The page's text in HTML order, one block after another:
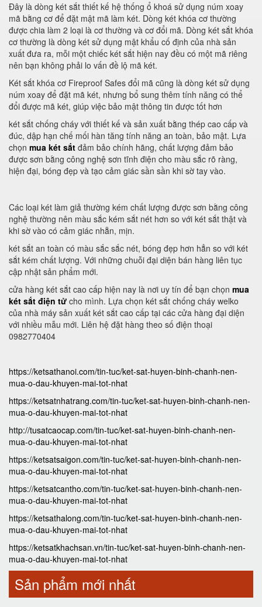
Đây là dòng két sắt thiết kế hệ thống ổ khoá sử dụng núm xoay
mã bằng cơ để đặt mật mã làm két. Dòng két khóa cơ thường
được chia làm 2 loại là cơ thường và cơ đổi mã. Dòng két sắt khóa
cơ thường là dòng két sử dụng mật khẩu cố định của nhà sản
xuất đưa ra, mỗi một chiếc két sắt hiện nay đều có một mã riêng
nên bạn không phải lo vấn đề lộ mã két.
Két sắt khóa cơ Fireproof Safes đổi mã cũng là dòng két sử dụng
núm xoay để đặt mã két, nhưng bổ sung thêm tính năng có thể
đổi được mã két, giúp việc bảo mật thông tin được tốt hơn
két sắt chống cháy với thiết kế và sản xuất bằng thép cao cấp và
đúc, dập hạn chế mối hàn tăng tính năng an toàn, bảo mật. Lựa
chọn mua két sắt đảm bảo chính hãng, chất lượng đảm bảo
được sơn bằng công nghệ sơn tĩnh điện cho màu sắc rõ ràng,
hiện đại, bóng đẹp và tạo cảm giác sần sần khi sờ tay vào.
Các loại két làm giả thường kém chất lượng được sơn bằng công
nghệ thường nên màu sắc kém sắt nét hơn so với két sắt thật và
khi sờ vào có cảm giác nhẵn, mịn.
két sắt an toàn có màu sắc sắc nét, bóng đẹp hơn hẳn so với két
sắt kém chất lượng. Với những chuỗi đại diện bán hàng liên tục
cập nhật sản phẩm mới.
cửa hàng két sắt cao cấp hiện nay là nơi uy tín để bạn chọn mua
két sắt điện tử cho mình. Lựa chọn két sắt chống cháy welko
của nhà máy sản xuất két sắt cao cấp tại các cửa hàng đại diện
với nhiều mẫu mới. Liên hệ đặt hàng theo số điện thoại
0982770404
https://ketsathanoi.com/tin-tuc/ket-sat-huyen-binh-chanh-nen-
mua-o-dau-khuyen-mai-tot-nhat
https://ketsatnhatrang.com/tin-tuc/ket-sat-huyen-binh-chanh-nen-
mua-o-dau-khuyen-mai-tot-nhat
http://tusatcaocap.com/tin-tuc/ket-sat-huyen-binh-chanh-nen-
mua-o-dau-khuyen-mai-tot-nhat
https://ketsatsaigon.com/tin-tuc/ket-sat-huyen-binh-chanh-nen-
mua-o-dau-khuyen-mai-tot-nhat
https://ketsatcantho.com/tin-tuc/ket-sat-huyen-binh-chanh-nen-
mua-o-dau-khuyen-mai-tot-nhat
https://ketsathalong.com/tin-tuc/ket-sat-huyen-binh-chanh-nen-
mua-o-dau-khuyen-mai-tot-nhat
https://ketsatkhachsan.vn/tin-tuc/ket-sat-huyen-binh-chanh-nen-
mua-o-dau-khuyen-mai-tot-nhat
Sản phẩm mới nhất